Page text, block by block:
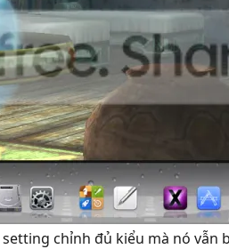
chỉnh đủ kiểu mà nó